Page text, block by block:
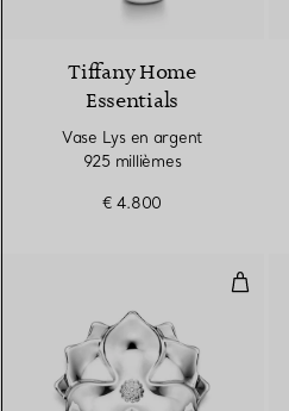
Tiffany Home
Essentials
Vase Lys en argent
925 millièmes
€ 4.800
Vide-